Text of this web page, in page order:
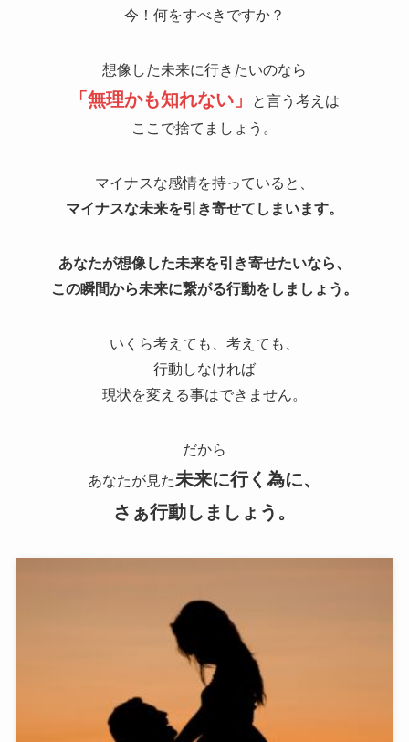
今！何をすべきですか？
想像した未来に行きたいのなら
「無理かも知れない」
と言う考えは
ここで捨てましょう。
マイナスな感情を持っていると、
マイナスな未来を引き寄せてしまいます。
あなたが想像した未来を引き寄せたいなら、
この瞬間から未来に繋がる行動をしましょう。
いくら考えても、考えても、
行動しなければ
現状を変える事はできません。
だから
あなたが見た未来に行く為に、
さぁ行動しましょう。